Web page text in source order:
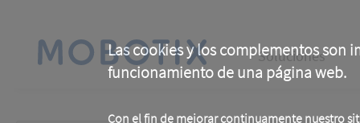
Las cookies y los complementos son
funcionamiento de una página web.
Con el fin de mejorar continuamente nuestro
content
Main
navigation
Soluciones